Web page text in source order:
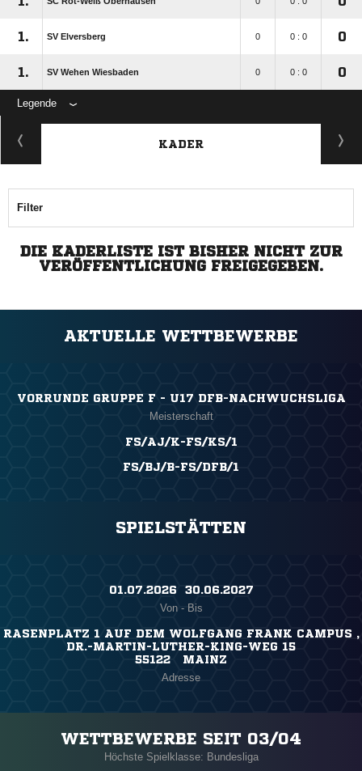
1. SV Elversberg 0 0 : 0 0
1. SV Wehen Wiesbaden 0 0 : 0 0
Legende
KADER
Filter
DIE KADERLISTE IST BISHER NICHT ZUR
VERÖFFENTLICHUNG FREIGEGEBEN.
AKTUELLE WETTBEWERBE
VORRUNDE GRUPPE F - U17 DFB-NACHWUCHSLIGA
Meisterschaft
FS/AJ/K-FS/KS/1
FS/BJ/B-FS/DFB/1
SPIELSTÄTTEN
01.07.2026 ​ 30.06.2027
Von - Bis
RASENPLATZ 1 AUF DEM WOLFGANG FRANK CAMPUS ,
DR.-MARTIN-LUTHER-KING-WEG 15
55122 MAINZ
Adresse
WETTBEWERBE SEIT 03/04
Höchste Spielklasse: Bundesliga